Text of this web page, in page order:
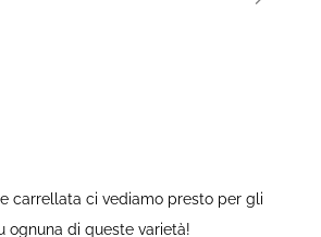
carrellata ci vediamo presto per gli
ognuna di queste varietà!